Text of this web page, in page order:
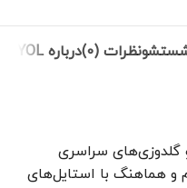
نظرات (0) درباره IPEKYOL
گلدوزی‌های سراسری
و هماهنگ با استایل‌های